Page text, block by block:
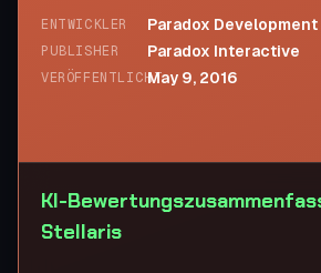
ENTWICKLER Paradox
PUBLISHER Paradox Interactive
VERÖFFENTLICHTMay 9, 2016
KI-
Stellaris